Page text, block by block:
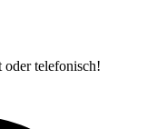
telefonisch!